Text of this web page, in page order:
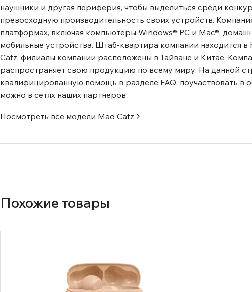
наушники и другая периферия, чтобы выделиться среди
превосходную производительность своих устройств.
платформах, включая компьютеры Windows® PC и Mac®,
мобильные устройства. Штаб-квартира компании находится
Catz, филиалы компании расположены в Тайване и Китае.
распространяет свою продукцию по всему миру. На данной
квалифицированную помощь в разделе FAQ, поучаствовать
можно в сетях наших партнеров.
Посмотреть все модели Mad Catz
Похожие товары